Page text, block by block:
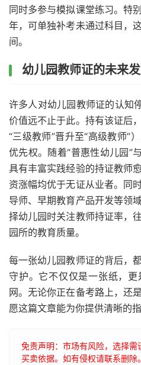
同时多参与模拟课堂练习。特
年，可单独补考未通过科目，
间。
幼儿园教师证的未来
许多人对幼儿园教师证的认知
价值远不止于此。持有该证后
“三级教师”晋升至“高级教师”
优先权。随着“普惠性幼儿园”
具有丰富实践经验的持证教师
资涨幅均优于无证从业者。同
导师、早期教育产品开发等领
择幼儿园时关注教师持证率，
园所的教育质量。
每一张幼儿园教师证的背后，
守护。它不仅仅是一张纸，
网。无论你正在备考路上，还
愿这篇文章能为你提供清晰的指
免责声明：市场有风险，选择
买卖依据。如有侵权请联系删除。